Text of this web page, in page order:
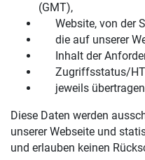
(GMT),
Website, von der
die auf unserer
Inhalt der
Zugriffsstatus/
jeweils
Diese Daten werden
unserer Webseite und
und erlauben keinen